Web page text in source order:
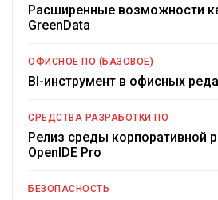
Расширенные возможности
GreenData
ОФИСНОЕ ПО (БАЗОВОЕ)
BI-инструмент в офисных
СРЕДСТВА РАЗРАБОТКИ ПО
Релиз среды корпоративной
OpenIDE Pro
БЕЗОПАСНОСТЬ